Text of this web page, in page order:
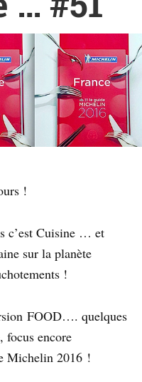
!
c’est Cuisine … et
sur la planète
!
FOOD…. quelques
encore
Michelin 2016 !